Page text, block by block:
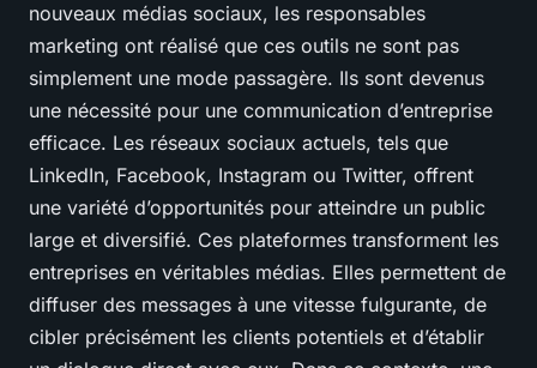
nouveaux médias sociaux, les responsables
marketing ont réalisé que ces outils ne sont pas
simplement une mode passagère. Ils sont devenus
une nécessité pour une communication d’entreprise
efficace. Les réseaux sociaux actuels, tels que
LinkedIn, Facebook, Instagram ou Twitter, offrent
une variété d’opportunités pour atteindre un public
large et diversifié. Ces plateformes transforment les
entreprises en véritables médias. Elles permettent de
diffuser des messages à une vitesse fulgurante, de
cibler précisément les clients potentiels et d’établir